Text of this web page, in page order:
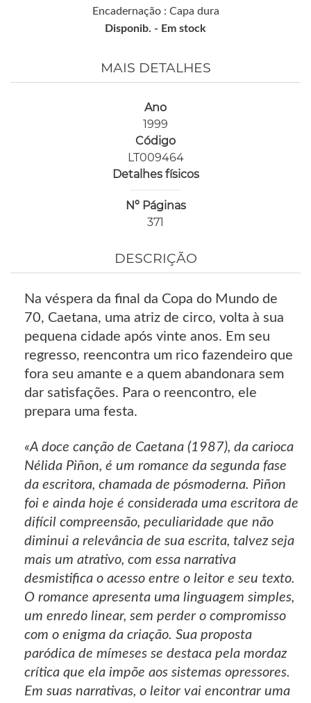
Encadernação : Capa dura
Disponib. - Em stock
MAIS DETALHES
Ano
1999
Código
LT009464
Detalhes físicos
Nº Páginas
371
DESCRIÇÃO
Na véspera da final da Copa do Mundo de
70, Caetana, uma atriz de circo, volta à sua
pequena cidade após vinte anos. Em seu
regresso, reencontra um rico fazendeiro que
fora seu amante e a quem abandonara sem
dar satisfações. Para o reencontro, ele
prepara uma festa.
«A doce canção de Caetana (1987), da carioca
Nélida Piñon, é um romance da segunda fase
da escritora, chamada de pósmoderna. Piñon
foi e ainda hoje é considerada uma escritora de
difícil compreensão, peculiaridade que não
diminui a relevância de sua escrita, talvez seja
mais um atrativo, com essa narrativa
desmistifica o acesso entre o leitor e seu texto.
O romance apresenta uma linguagem simples,
um enredo linear, sem perder o compromisso
com o enigma da criação. Sua proposta
paródica de mímeses se destaca pela mordaz
crítica que ela impõe aos sistemas opressores.
Em suas narrativas, o leitor vai encontrar uma